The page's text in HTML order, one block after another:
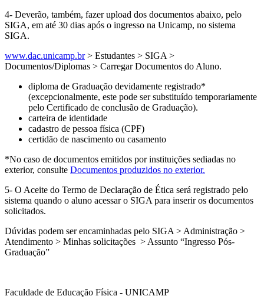
4- Deverão, também, fazer upload dos documentos abaixo, pelo
SIGA, em até 30 dias após o ingresso na Unicamp, no sistema
SIGA.
www.dac.unicamp.br> Estudantes > SIGA >
Documentos/Diplomas > Carregar Documentos do Aluno.
diploma de Graduação devidamente registrado*
(excepcionalmente, este pode ser substituído temporariamente
pelo Certificado de conclusão de Graduação).
carteira de identidade
cadastro de pessoa física (CPF)
certidão de nascimento ou casamento
*No caso de documentos emitidos por instituições sediadas no
exterior, consulte Documentos produzidos no exterior.
5- O Aceite do Termo de Declaração de Ética será registrado pelo
sistema quando o aluno acessar o SIGA para inserir os documentos
solicitados.
Dúvidas podem ser encaminhadas pelo SIGA > Administração >
Atendimento > Minhas solicitações > Assunto “Ingresso Pós-
Graduação”
Faculdade de Educação Física - UNICAMP